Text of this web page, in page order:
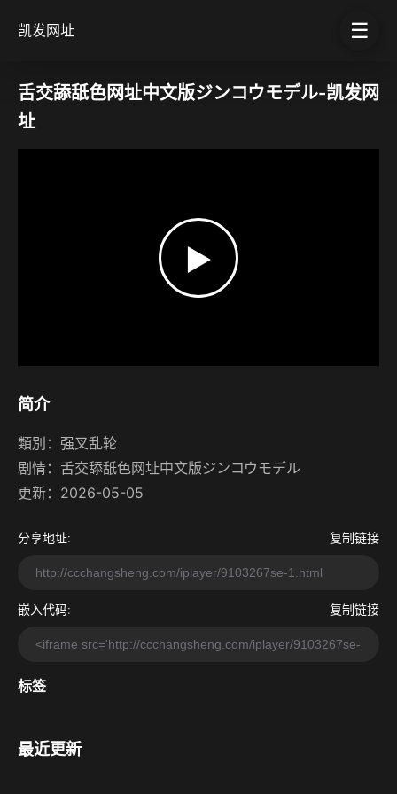
凯发网址 ☰
舌交舔舐色网址中文版ジンコウモデル-凯发网
址
▶
简介
類別： 强叉乱轮
剧情： 舌交舔舐色网址中文版ジンコウモデル
更新：2026-05-05
分享地址: 复制链接
嵌入代码: 复制链接
标签
最近更新